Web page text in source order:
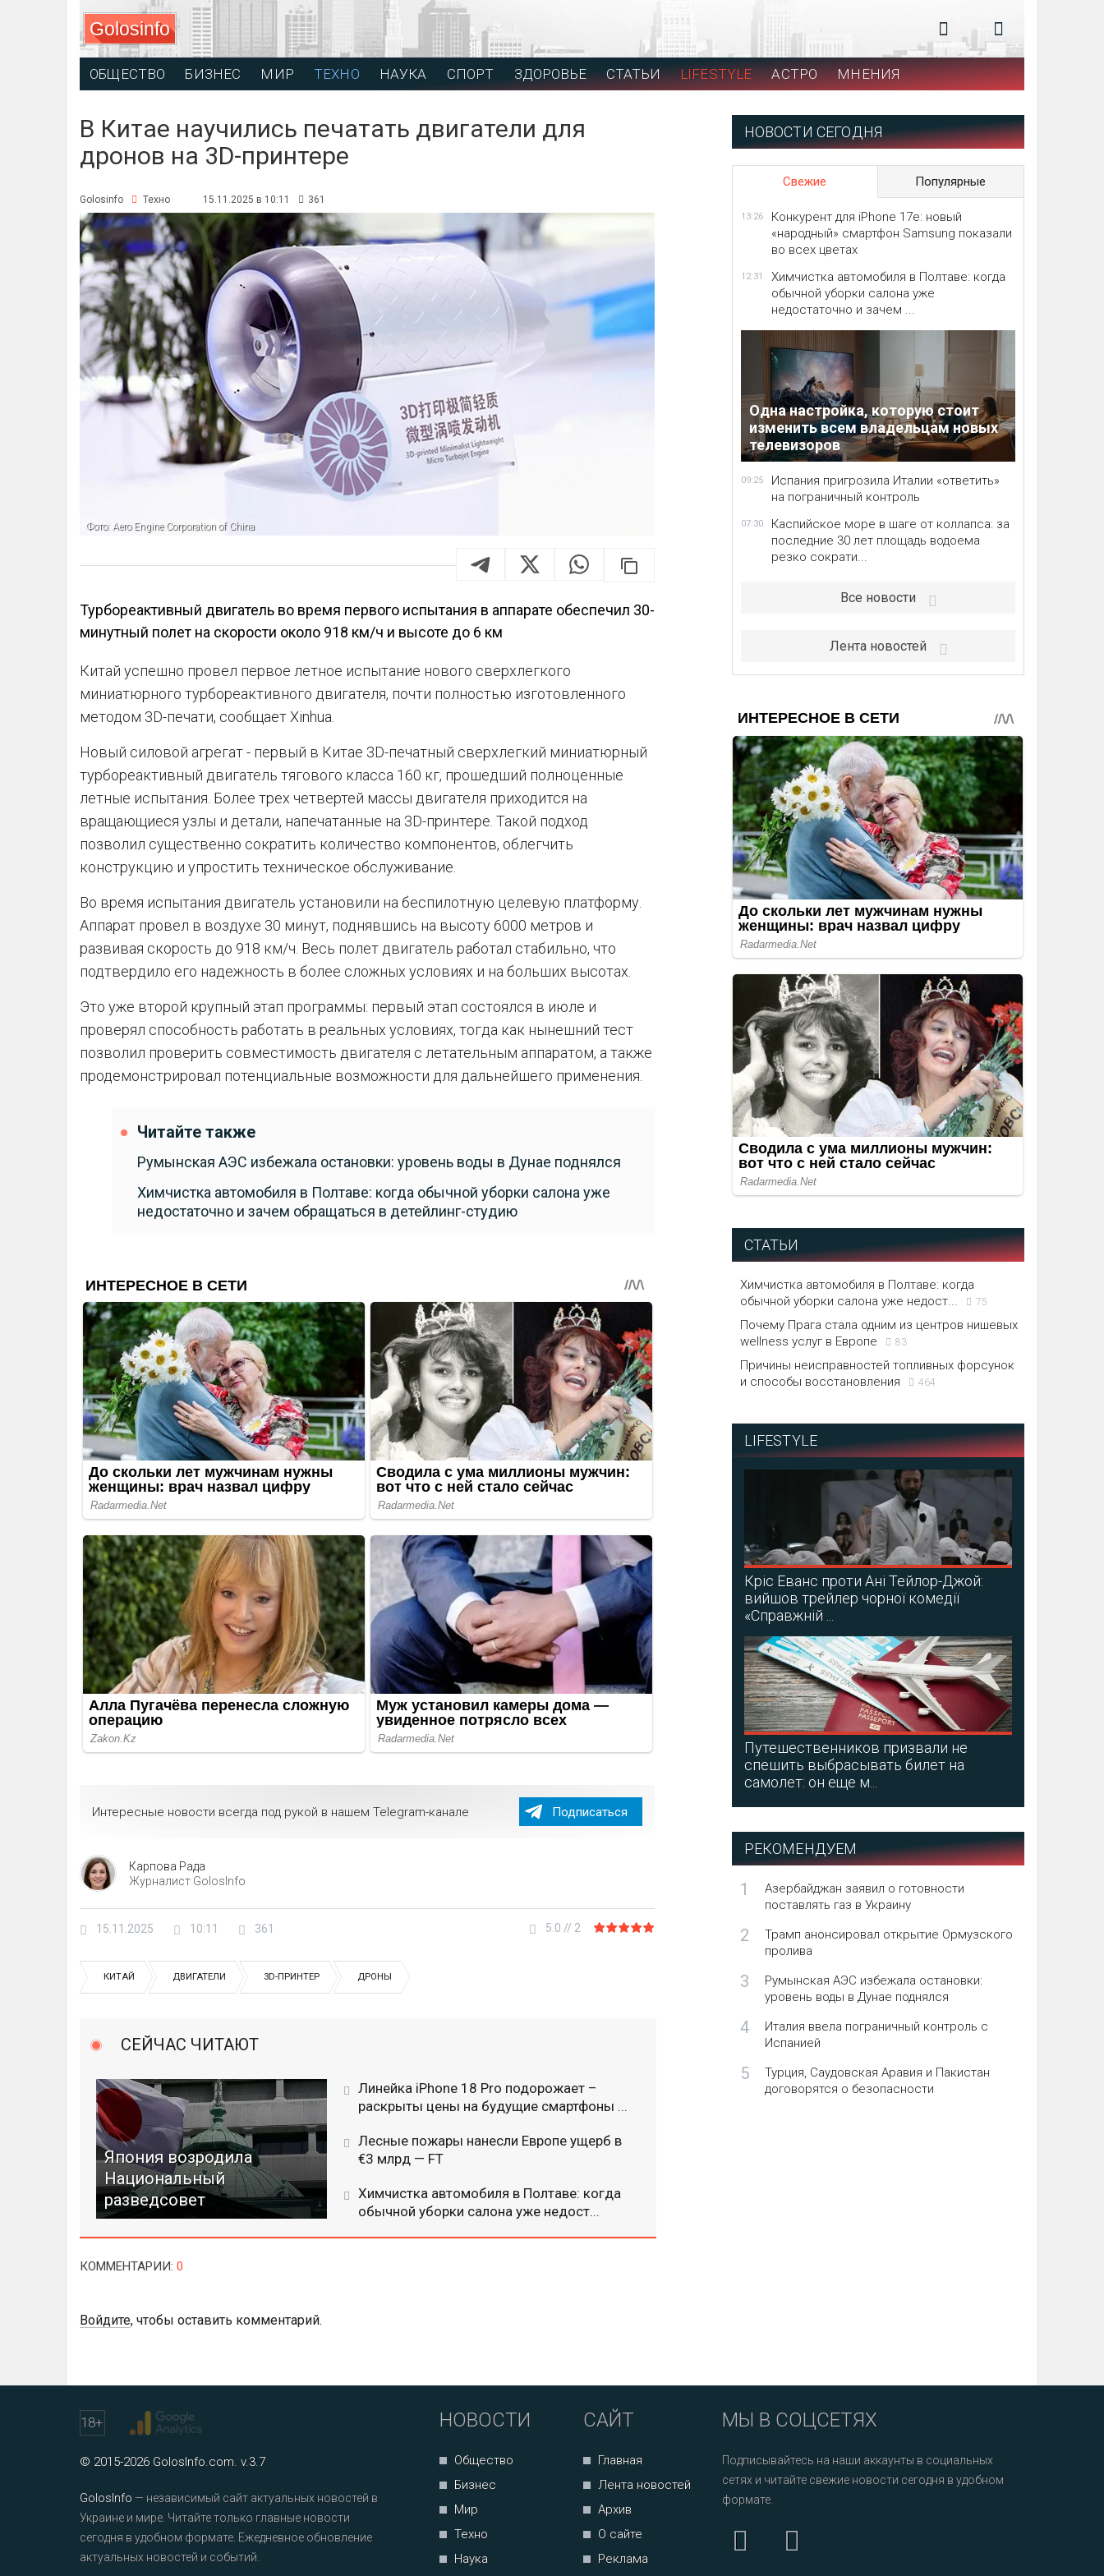
Golosinfo
ОБЩЕСТВО БИЗНЕС МИР ТЕХНО НАУКА СПОРТ ЗДОРОВЬЕ СТАТЬИ LIFESTYLE АСТРО МНЕНИЯ
В Китае научились печатать двигатели для
дронов на 3D-принтере
Golosinfo Техно 15.11.2025 в 10:11 361
Фото: Aero Engine Corporation of China
Турбореактивный двигатель во время первого испытания в аппарате обеспечил 30-
минутный полет на скорости около 918 км/ч и высоте до 6 км
Китай успешно провел первое летное испытание нового сверхлегкого
миниатюрного турбореактивного двигателя, почти полностью изготовленного
методом 3D-печати, сообщает Xinhua.
Новый силовой агрегат - первый в Китае 3D-печатный сверхлегкий миниатюрный
турбореактивный двигатель тягового класса 160 кг, прошедший полноценные
летные испытания. Более трех четвертей массы двигателя приходится на
вращающиеся узлы и детали, напечатанные на 3D-принтере. Такой подход
позволил существенно сократить количество компонентов, облегчить
конструкцию и упростить техническое обслуживание.
Во время испытания двигатель установили на беспилотную целевую платформу.
Аппарат провел в воздухе 30 минут, поднявшись на высоту 6000 метров и
развивая скорость до 918 км/ч. Весь полет двигатель работал стабильно, что
подтвердило его надежность в более сложных условиях и на больших высотах.
Это уже второй крупный этап программы: первый этап состоялся в июле и
проверял способность работать в реальных условиях, тогда как нынешний тест
позволил проверить совместимость двигателя с летательным аппаратом, а также
продемонстрировал потенциальные возможности для дальнейшего применения.
Читайте также
Румынская АЭС избежала остановки: уровень воды в Дунае поднялся
Химчистка автомобиля в Полтаве: когда обычной уборки салона уже
недостаточно и зачем обращаться в детейлинг-студию
Интересные новости всегда под рукой в нашем Telegram-канале Подписаться
Карпова Рада
Журналист GolosInfo
15.11.2025 10:11 361 5.0 // 2
КИТАЙ ДВИГАТЕЛИ 3D-ПРИНТЕР ДРОНЫ
СЕЙЧАС ЧИТАЮТ
Япония возродила
Национальный
разведсовет
Линейка iPhone 18 Pro подорожает –
раскрыты цены на будущие смартфоны ...
Лесные пожары нанесли Европе ущерб в
€3 млрд — FT
Химчистка автомобиля в Полтаве: когда
обычной уборки салона уже недост...
КОММЕНТАРИИ: 0
Войдите, чтобы оставить комментарий.
НОВОСТИ СЕГОДНЯ
Свежие Популярные
13:26
Конкурент для iPhone 17e: новый
«народный» смартфон Samsung показали
во всех цветах
12:31
Химчистка автомобиля в Полтаве: когда
обычной уборки салона уже
недостаточно и зачем ...
Одна настройка, которую стоит
изменить всем владельцам новых
телевизоров
09:25
Испания пригрозила Италии «ответить»
на пограничный контроль
07:30
Каспийское море в шаге от коллапса: за
последние 30 лет площадь водоема
резко сократи...
Все новости
Лента новостей
СТАТЬИ
Химчистка автомобиля в Полтаве: когда
обычной уборки салона уже недост...
75
Почему Прага стала одним из центров нишевых
wellness услуг в Европе
83
Причины неисправностей топливных форсунок
и способы восстановления
464
LIFESTYLE
Кріс Еванс проти Ані Тейлор-Джой:
вийшов трейлер чорної комедії
«Справжній ...
Путешественников призвали не
спешить выбрасывать билет на
самолет: он еще м...
РЕКОМЕНДУЕМ
1
Азербайджан заявил о готовности
поставлять газ в Украину
2
Трамп анонсировал открытие Ормузского
пролива
3
Румынская АЭС избежала остановки:
уровень воды в Дунае поднялся
4
Италия ввела пограничный контроль с
Испанией
5
Турция, Саудовская Аравия и Пакистан
договорятся о безопасности
18+
© 2015-2026 GolosInfo.com. v.3.7
GolosInfo — независимый сайт актуальных новостей в
Украине и мире. Читайте только главные новости
сегодня в удобном формате. Ежедневное обновление
актуальных новостей и событий.
НОВОСТИ
Общество
Бизнес
Мир
Техно
Наука
САЙТ
Главная
Лента новостей
Архив
О сайте
Реклама
МЫ В СОЦСЕТЯХ
Подписывайтесь на наши аккаунты в социальных
сетях и читайте свежие новости сегодня в удобном
формате.